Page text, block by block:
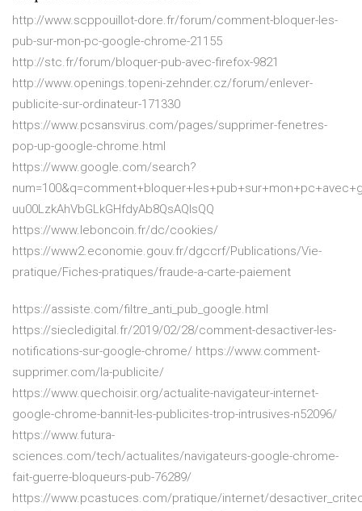
http://www.scppouillot-dore.fr/forum/comment-bloquer-les-
pub-sur-mon-pc-google-chrome-21155
http://stc.fr/forum/bloquer-pub-avec-firefox-9821
http://www.openings.topeni-zehnder.cz/forum/enlever-
publicite-sur-ordinateur-171330
https://www.pcsansvirus.com/pages/supprimer-fenetres-
pop-up-google-chrome.html
https://www.google.com/search?
uu00LzkAhVbGLkGHfdyAb8QsAQIsQQ
https://www.leboncoin.fr/dc/cookies/
https://www2.economie.gouv.fr/dgccrf/Publications/Vie-
pratique/Fiches-pratiques/fraude-a-carte-paiement
https://assiste.com/filtre_anti_pub_google.html
https://siecledigital.fr/2019/02/28/comment-desactiver-les-
notifications-sur-google-chrome/ https://www.comment-
supprimer.com/la-publicite/
https://www.quechoisir.org/actualite-navigateur-internet-
google-chrome-bannit-les-publicites-trop-intrusives-n52096/
https://www.futura-
sciences.com/tech/actualites/navigateurs-google-chrome-
fait-guerre-bloqueurs-pub-76289/
https://www.pcastuces.com/pratique/internet/